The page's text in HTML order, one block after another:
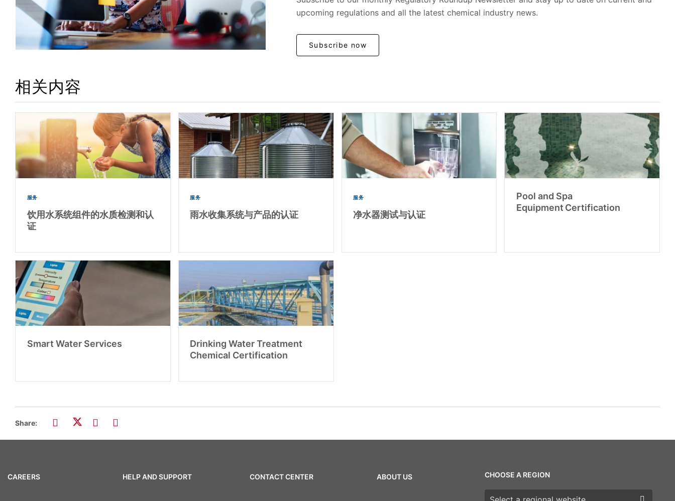
upcoming regulations and all the latest chemical industry news.
Subscribe now
相关内容
服务
饮用水系统组件的水质检测和认
证
服务
雨水收集系统与产品的认证
服务
净水器测试与认证
Pool and Spa
Equipment Certification
Smart Water Services
Drinking Water Treatment
Chemical Certification
Share:
CAREERS HELP AND SUPPORT CONTACT CENTER ABOUT US CHOOSE A REGION
Choose a region